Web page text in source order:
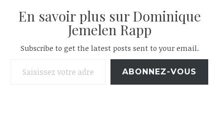
En savoir plus sur Dominique
Jemelen Rapp
Subscribe to get the latest posts sent to your email.
ABONNEZ-VOUS